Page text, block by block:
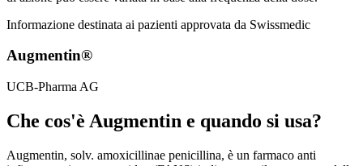
Informazione destinata ai pazienti approvata da Swissmedic
Augmentin®
UCB-Pharma AG
Che cos'è Augmentin e quando si usa?
Augmentin, solv. amoxicillinae penicillina, è un farmaco anti